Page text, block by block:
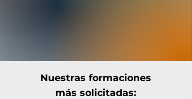
Nuestras formaciones
más solicitadas: